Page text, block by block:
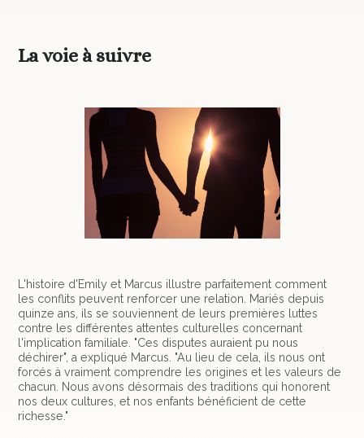
La voie à suivre
L'histoire d'Emily et Marcus illustre parfaitement comment
les conflits peuvent renforcer une relation. Mariés depuis
quinze ans, ils se souviennent de leurs premières luttes
contre les différentes attentes culturelles concernant
l'implication familiale. "Ces disputes auraient pu nous
déchirer", a expliqué Marcus. "Au lieu de cela, ils nous ont
forcés à vraiment comprendre les origines et les valeurs de
chacun. Nous avons désormais des traditions qui honorent
nos deux cultures, et nos enfants bénéficient de cette
richesse."